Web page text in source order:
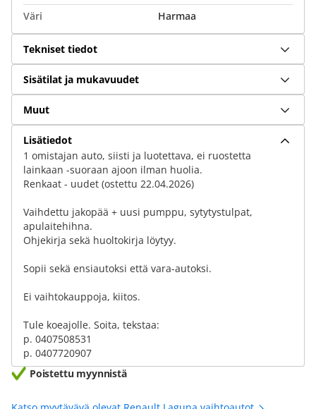
Väri
Harmaa
Tekniset tiedot
Sisätilat ja mukavuudet
Muut
Lisätiedot
1 omistajan auto, siisti ja luotettava, ei ruostetta
lainkaan -suoraan ajoon ilman huolia.
Renkaat - uudet (ostettu 22.04.2026)
Vaihdettu jakopää + uusi pumppu, sytytystulpat,
apulaitehihna.
Ohjekirja sekä huoltokirja löytyy.
Sopii sekä ensiautoksi että vara-autoksi.
Ei vaihtokauppoja, kiitos.
Tule koeajolle. Soita, tekstaa:
p. 0407508531
p. 0407720907
Poistettu myynnistä